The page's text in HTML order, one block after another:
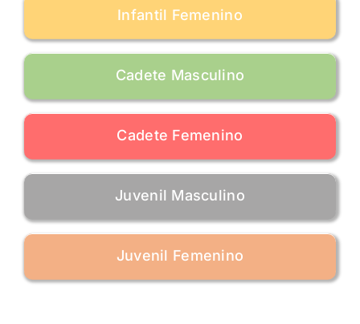
Infantil Femenino
Cadete Masculino
Cadete Femenino
Juvenil Masculino
Juvenil Femenino